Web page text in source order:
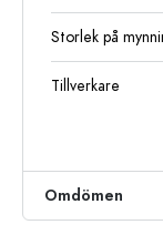
Storlek på
Tillverkare
Omdömen